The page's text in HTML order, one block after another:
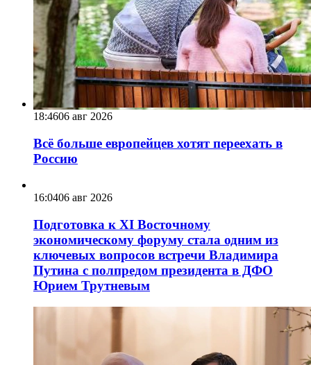
18:4606 авг 2026
Всё больше европейцев хотят переехать в
Россию
16:0406 авг 2026
Подготовка к XI Восточному
экономическому форуму стала одним из
ключевых вопросов встречи Владимира
Путина с полпредом президента в ДФО
Юрием Трутневым